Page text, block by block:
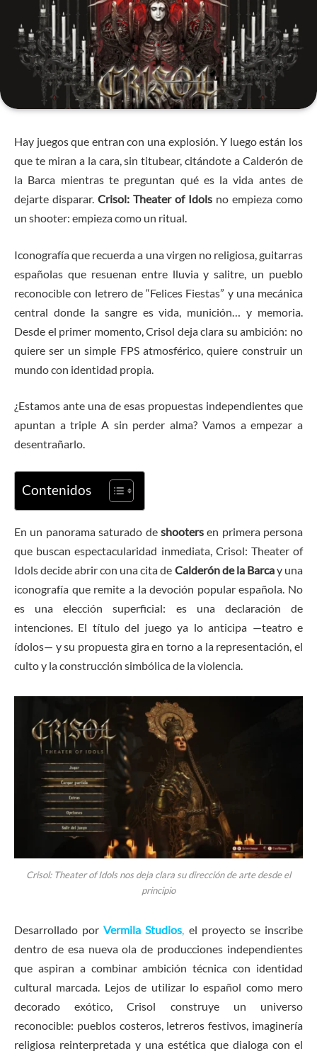
Hay juegos que entran con una explosión. Y luego están los
que te miran a la cara, sin titubear, citándote a Calderón de
la Barca mientras te preguntan qué es la vida antes de
dejarte disparar. Crisol: Theater of Idols no empieza como
un shooter: empieza como un ritual.
Iconografía que recuerda a una virgen no religiosa, guitarras
españolas que resuenan entre lluvia y salitre, un pueblo
reconocible con letrero de “Felices Fiestas” y una mecánica
central donde la sangre es vida, munición… y memoria.
Desde el primer momento, Crisol deja clara su ambición: no
quiere ser un simple FPS atmosférico, quiere construir un
mundo con identidad propia.
¿Estamos ante una de esas propuestas independientes que
apuntan a triple A sin perder alma? Vamos a empezar a
desentrañarlo.
Contenidos
En un panorama saturado de shootersen primera persona
que buscan espectacularidad inmediata, Crisol: Theater of
Idols decide abrir con una cita de Calderón de la Barcay una
iconografía que remite a la devoción popular española. No
es una elección superficial: es una declaración de
intenciones. El título del juego ya lo anticipa —teatro e
ídolos— y su propuesta gira en torno a la representación, el
culto y la construcción simbólica de la violencia.
Crisol: Theater of Idols nos deja clara su dirección de arte desde el
principio
Desarrollado porVermila Studios, el proyecto se inscribe
dentro de esa nueva ola de producciones independientes
que aspiran a combinar ambición técnica con identidad
cultural marcada. Lejos de utilizar lo español como mero
decorado exótico, Crisol construye un universo
reconocible: pueblos costeros, letreros festivos, imaginería
religiosa reinterpretada y una estética que dialoga con el